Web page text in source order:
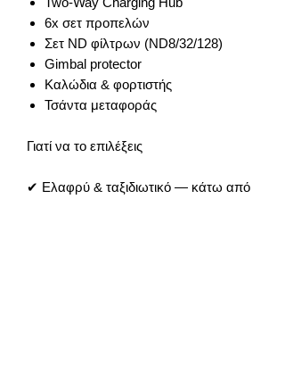
6x σετ προπελών
Σετ ND φίλτρων (ND8/32/128)
Gimbal protector
Καλώδια & φορτιστής
Τσάντα μεταφοράς
Γιατί να το επιλέξεις
✔ Ελαφρύ & ταξιδιωτικό — κάτω από